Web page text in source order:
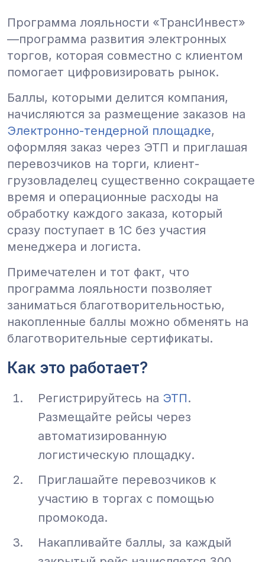
Программа лояльности «ТрансИнвест»
—программа развития электронных
торгов, которая совместно с клиентом
помогает цифровизировать рынок.
Баллы, которыми делится компания,
начисляются за размещение заказов на
Электронно-тендерной площадке,
оформляя заказ через ЭТП и приглашая
перевозчиков на торги, клиент-
грузовладелец существенно сокращаете
время и операционные расходы на
обработку каждого заказа, который
сразу поступает в 1С без участия
менеджера и логиста.
Примечателен и тот факт, что
программа лояльности позволяет
заниматься благотворительностью,
накопленные баллы можно обменять на
благотворительные сертификаты.
Как это работает?
Регистрируйтесь на ЭТП.
Размещайте рейсы через
автоматизированную
логистическую площадку.
Приглашайте перевозчиков к
участию в торгах с помощью
промокода.
Накапливайте баллы, за каждый